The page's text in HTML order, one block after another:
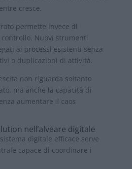
cresce.
permette invece di
Nuovi strumenti
ai processi esistenti senza
o duplicazioni di attività.
non riguarda soltanto
ma anche la capacità di
aumentare il caos
nell’alveare digitale
digitale efficace serve
capace di coordinare i